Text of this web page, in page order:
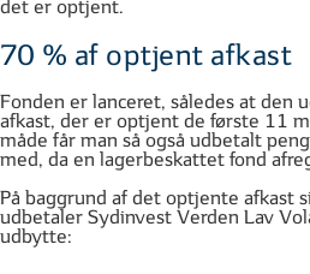
det er optjent.
70 % af optjent afkast
Fonden er lanceret, således at den
afkast, der er optjent de første 11
måde får man så også udbetalt
med, da en lagerbeskattet fond
På baggrund af det optjente afkast
udbetaler Sydinvest Verden Lav
udbytte: